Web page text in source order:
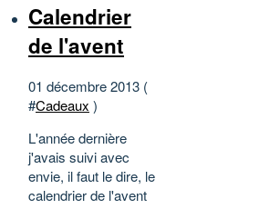
Calendrier
de l'avent
01 décembre 2013 (
#Cadeaux )
L'année dernière
j'avais suivi avec
envie, il faut le dire, le
calendrier de l'avent